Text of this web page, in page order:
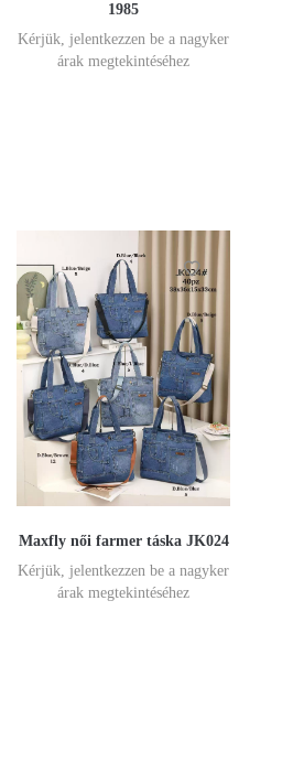
1985
Kérjük, jelentkezzen be a nagyker
árak megtekintéséhez
Maxfly női farmer táska JK024
Kérjük, jelentkezzen be a nagyker
árak megtekintéséhez